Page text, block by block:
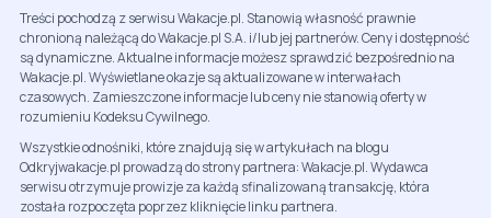
Treści pochodzą z serwisu Wakacje.pl. Stanowią własność prawnie
chronioną należącą do Wakacje.pl S.A. i/lub jej partnerów. Ceny i dostępność
są dynamiczne. Aktualne informacje możesz sprawdzić bezpośrednio na
Wakacje.pl. Wyświetlane okazje są aktualizowane w interwałach
czasowych. Zamieszczone informacje lub ceny nie stanowią oferty w
rozumieniu Kodeksu Cywilnego.
Wszystkie odnośniki, które znajdują się w artykułach na blogu
Odkryjwakacje.pl prowadzą do strony partnera: Wakacje.pl. Wydawca
serwisu otrzymuje prowizje za każdą sfinalizowaną transakcję, która
została rozpoczęta poprzez kliknięcie linku partnera.